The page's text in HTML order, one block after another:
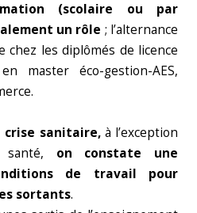
(scolaire ou par
un rôle ; l’alternance
les diplômés de licence
master éco-gestion-AES,
sanitaire,à l’exception
on constate une
de travail pour
sortants.